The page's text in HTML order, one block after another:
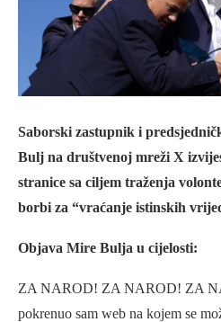
Saborski zastupnik i
Bulj na društvenoj mreži X
stranice sa ciljem traženja
borbi za “vraćanje istinskih
Objava Mire Bulja u cijelosti:
ZA NAROD! ZA NAROD! ZA
pokrenuo sam web na kojem se